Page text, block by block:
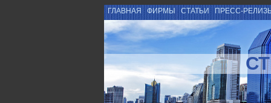
ГЛАВНАЯ ФИРМЫ СТАТЬИ ПРЕСС-